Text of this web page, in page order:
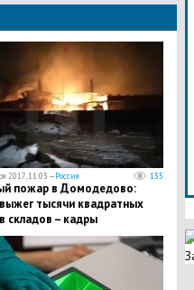
2017, 11:03 —Россия 135
пожар в Домодедово:
тысячи квадратных
складов – кадры